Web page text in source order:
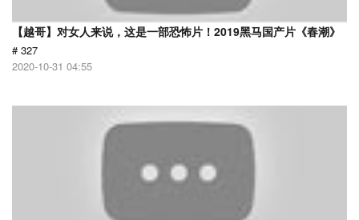
【越哥】对女人来说，这是一部恐怖片！2019黑马国产片《春潮》
# 327
2020-10-31 04:55